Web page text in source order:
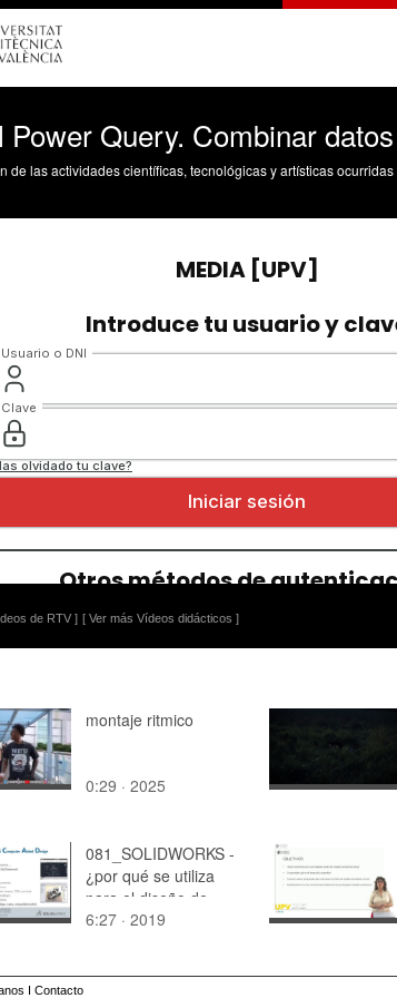
Power Query. Combinar
de las actividades científicas, tecnológicas y artísticas
de RTV ] [ Ver más Vídeos didácticos ]
montaje ritmico
0:29 · 2025
081_SOLIDWORKS -
¿por qué se utiliza
para el diseño de
máquinas?
6:27 · 2019
I Contacto